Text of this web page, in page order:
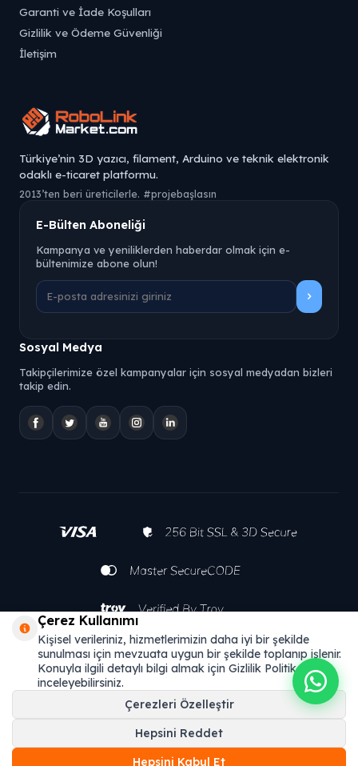
Garanti ve İade Koşulları
Gizlilik ve Ödeme Güvenliği
İletişim
Türkiye’nin 3D yazıcı, filament, Arduino ve teknik elektronik
odaklı e-ticaret platformu.
2013’ten beri üreticilerle. #projebaşlasın
E-Bülten Aboneliği
Kampanya ve yeniliklerden haberdar olmak için e-
bültenimize abone olun!
Sosyal Medya
Takipçilerimize özel kampanyalar için sosyal medyadan bizleri
takip edin.
E-TicaretSistemleriyle Hazırlanmıştır.
Çerez Kullanımı
Kişisel verileriniz, hizmetlerimizin daha iyi bir şekilde
sunulması için mevzuata uygun bir şekilde toplanıp işlenir.
Konuyla ilgili detaylı bilgi almak için Gizlilik Politikamızı
inceleyebilirsiniz.
Çerezleri Özelleştir
Hepsini Reddet
Hepsini Kabul Et